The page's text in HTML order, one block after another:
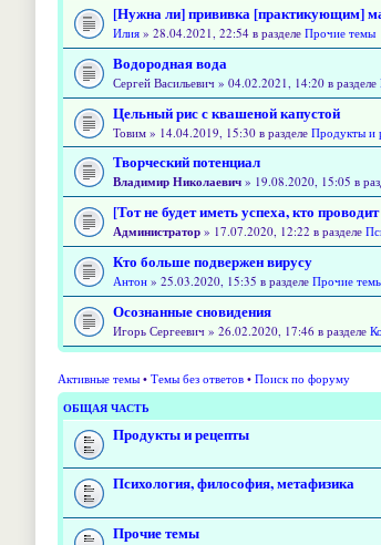
[Нужна ли] прививка [практикующим]
Илия » 28.04.2021, 22:54 в разделе Прочие темы
Водородная вода
Сергей Васильевич » 04.02.2021, 14:20 в разделе
Цельный рис с квашеной капустой
Товим » 14.04.2019, 15:30 в разделе Продукты и
Творческий потенциал
Владимир Николаевич » 19.08.2020, 15:05 в
[Тот не будет иметь успеха, кто
Администратор » 17.07.2020, 12:22 в разделе
Кто больше подвержен вирусу
Антон » 25.03.2020, 15:35 в разделе Прочие
Осознанные сновидения
Игорь Сергеевич » 26.02.2020, 17:46 в разделе
Активные темы • Темы без ответов • Поиск по форуму
ОБЩАЯ ЧАСТЬ
Продукты и рецепты
Психология, философия, метафизика
Прочие темы